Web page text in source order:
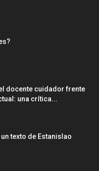
docente cuidador frente
una crítica...
un texto de Estanislao